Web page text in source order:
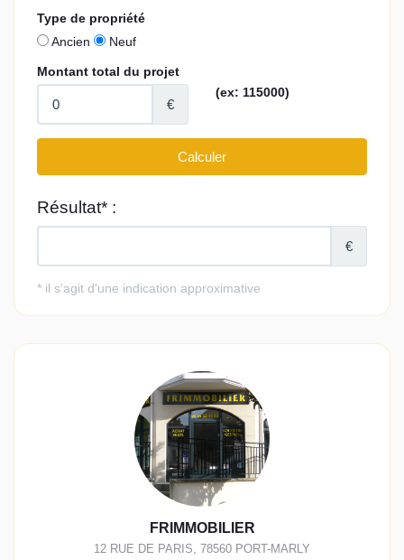
FRIMMOBILIER
12 RUE DE PARIS, 78560 PORT-MARLY